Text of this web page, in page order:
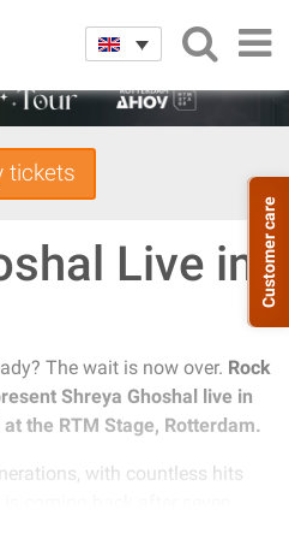
tickets
Live in
The wait is now over. Rock
Shreya Ghoshal live in
the RTM Stage, Rotterdam.
with countless hits
Customer care